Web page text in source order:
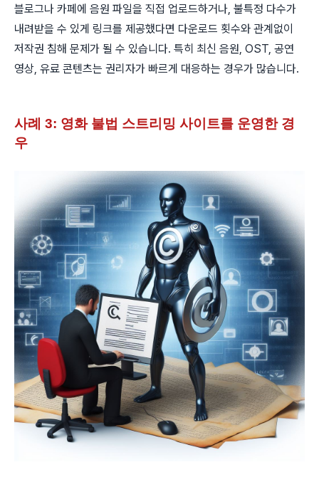
블로그나 카페에 음원 파일을 직접 업로드하거나, 불특정 다수가
내려받을 수 있게 링크를 제공했다면 다운로드 횟수와 관계없이
저작권 침해 문제가 될 수 있습니다. 특히 최신 음원, OST, 공연
영상, 유료 콘텐츠는 권리자가 빠르게 대응하는 경우가 많습니다.
사례 3: 영화 불법 스트리밍 사이트를 운영한 경
우